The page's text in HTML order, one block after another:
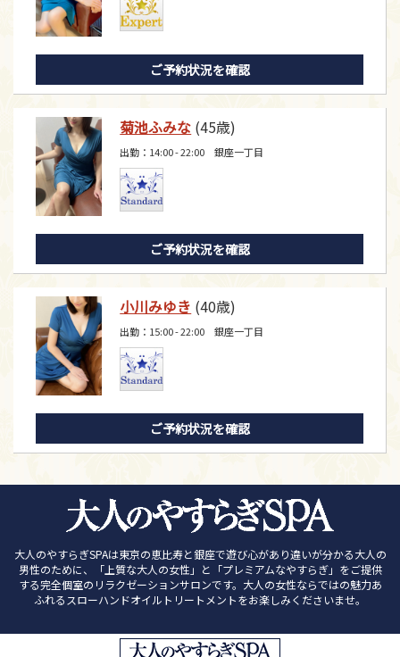
ご予約状況を確認
菊池ふみな (45歳)
出勤：14:00 - 22:00 銀座一丁目
ご予約状況を確認
小川みゆき (40歳)
出勤：15:00 - 22:00 銀座一丁目
ご予約状況を確認
大人のやすらぎSPAは東京の恵比寿と銀座で遊び心があり違いが分かる大人の
男性のために、「上質な大人の女性」と「プレミアムなやすらぎ」をご提供
する完全個室のリラクゼーションサロンです。大人の女性ならではの魅力あ
ふれるスローハンドオイルトリートメントをお楽しみくださいませ。